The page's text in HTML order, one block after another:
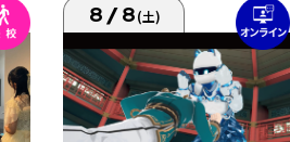
8/8(土)